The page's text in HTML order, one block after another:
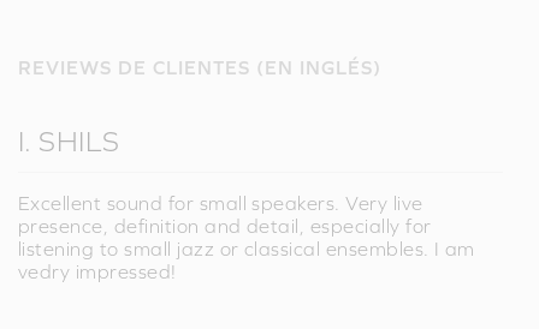
REVIEWS DE CLIENTES (EN INGLÉS)
I. SHILS
Excellent sound for small speakers. Very live
presence, definition and detail, especially for
listening to small jazz or classical ensembles. I am
vedry impressed!